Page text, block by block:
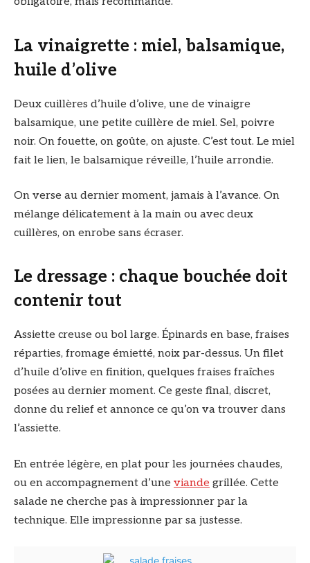
La vinaigrette : miel, balsamique,
huile d’olive
Deux cuillères d’huile d’olive, une de vinaigre
balsamique, une petite cuillère de miel. Sel, poivre
noir. On fouette, on goûte, on ajuste. C’est tout. Le miel
fait le lien, le balsamique réveille, l’huile arrondie.
On verse au dernier moment, jamais à l’avance. On
mélange délicatement à la main ou avec deux
cuillères, on enrobe sans écraser.
Le dressage : chaque bouchée doit
contenir tout
Assiette creuse ou bol large. Épinards en base, fraises
réparties, fromage émietté, noix par-dessus. Un filet
d’huile d’olive en finition, quelques fraises fraîches
posées au dernier moment. Ce geste final, discret,
donne du relief et annonce ce qu’on va trouver dans
l’assiette.
En entrée légère, en plat pour les journées chaudes,
ou en accompagnement d’une viande grillée. Cette
salade ne cherche pas à impressionner par la
technique. Elle impressionne par sa justesse.